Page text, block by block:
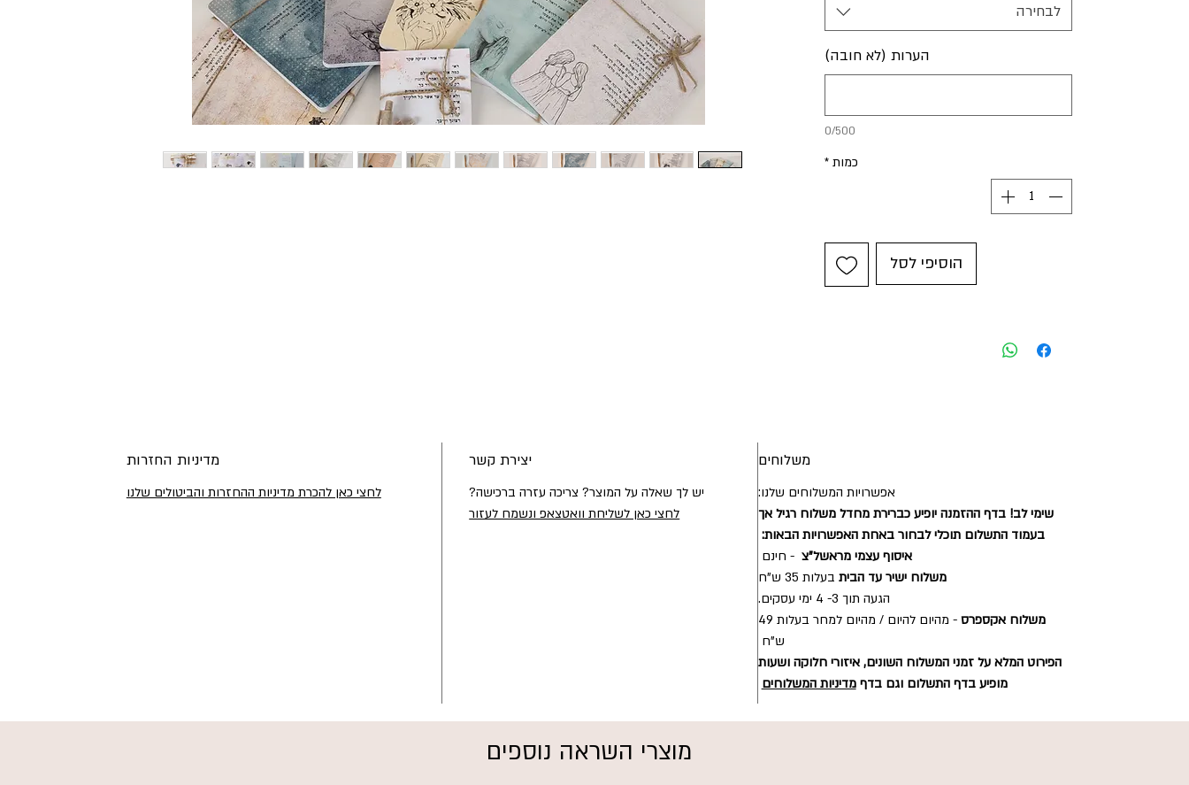
לבחירה
הערות (לא חובה)
0/500
כמות *
הוסיפי לסל
משלוחים
אפשרויות המשלוחים שלנו:
שימי לב! בדף ההזמנה יופיע כברירת מחדל משלוח רגיל אך
בעמוד התשלום תוכלי לבחור באחת האפשרויות הבאות:
איסוף עצמי מראשל"צ - חינם
משלוח ישיר עד הבית בעלות 35 ש"ח
הגעה תוך 3- 4 ימי עסקים.
משלוח אקספרס
- מהיום להיום / מהיום למחר בעלות 49
ש"ח
הפירוט המלא על זמני המשלוח השונים, איזורי חלוקה ושעות
מופיע בדף התשלום וגם בדףמדיניות המשלוחים
יצירת קשר
יש לך שאלה על המוצר? צריכה עזרה ברכישה?
לחצי כאן לשליחת וואטצאפ ונשמח לעזור
מדיניות החזרות
לחצי כאן להכרת מדיניות ההחזרות והביטולים שלנו
מוצרי השראה נוספים